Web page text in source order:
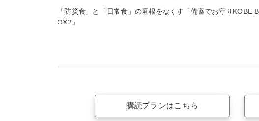
「防災食」と「日常食」の垣根をなくす「備蓄でお守りKOBE B
OX2」
購読プランはこちら